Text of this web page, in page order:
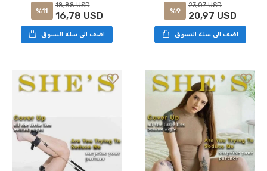
%11
18,88 USD
16,78 USD
اضف الى سلة التسوق
%9
23,07 USD
20,97 USD
اضف الى سلة التسوق